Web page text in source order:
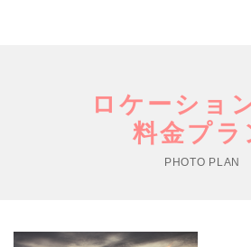
ロケーショ
料金プラ
PHOTO PLAN